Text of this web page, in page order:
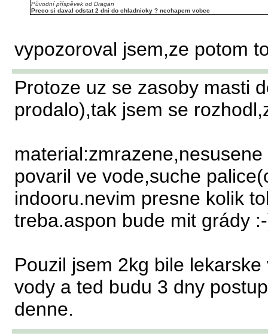
Původní příspěvek od Dragan
Preco si daval odstat 2 dni do chladnicky ? nechapem vobec
vypozoroval jsem,ze potom
Protoze uz se zasoby masti
prodalo),tak jsem se
povaril ve vode,suche
indooru.nevim presne kolik
treba.aspon bude mit grády
Pouzil jsem 2kg bile
vody a ted budu 3 dny
denne.